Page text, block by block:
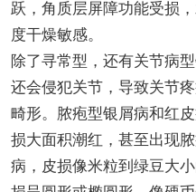
跃，角质层屏障功能受损
度干燥敏感。
除了寻常型，还有关节病
还会侵犯关节，导致关节
畸形。脓疱型银屑病和红
损大面积潮红，甚至出现
病，皮损像米粒到绿豆大